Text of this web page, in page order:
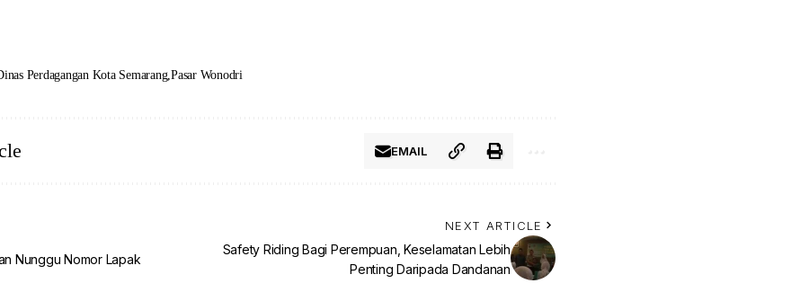
Perdagangan Kota Semarang Pasar Wonodri
EMAIL
Nunggu Nomor Lapak
NEXT ARTICLE
Safety Riding Bagi Perempuan, Keselamatan Lebih
Penting Daripada Dandanan